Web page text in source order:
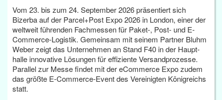
Vom 23. bis zum 24. September 2026 präsentiert sich
Bizerba auf der Parcel+Post Expo 2026 in London, einer der
weltweit führenden Fachmessen für Paket-, Post- und E-
Commerce-Logistik. Gemeinsam mit seinem Partner Bluhm
Weber zeigt das Unternehmen an Stand F40 in der Haupt­
halle innovative Lösungen für effiziente Versandprozesse.
Parallel zur Messe findet mit der eCommerce Expo zudem
das größte E-Commerce-Event des Vereinigten Königreichs
statt.